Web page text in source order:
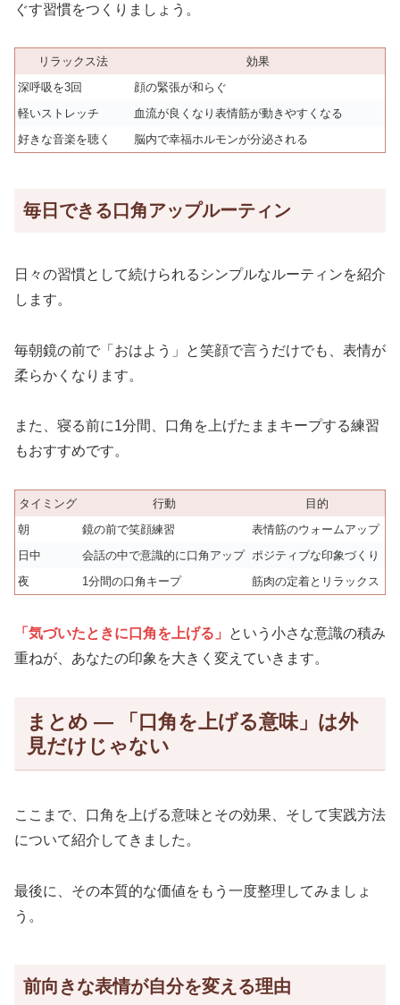
ぐす習慣をつくりましょう。
リラックス法
効果
深呼吸を3回
顔の緊張が和らぐ
軽いストレッチ
血流が良くなり表情筋が動きやすくなる
好きな音楽を聴く
脳内で幸福ホルモンが分泌される
毎日できる口角アップルーティン
日々の習慣として続けられるシンプルなルーティンを紹介
します。
毎朝鏡の前で「おはよう」と笑顔で言うだけでも、表情が
柔らかくなります。
また、寝る前に1分間、口角を上げたままキープする練習
もおすすめです。
タイミング 行動
目的
朝
鏡の前で笑顔練習
表情筋のウォームアップ
日中
会話の中で意識的に口角アップ ポジティブな印象づくり
夜
1分間の口角キープ 筋肉の定着とリラックス
「気づいたときに口角を上げる」
という小さな意識の積み
重ねが、あなたの印象を大きく変えていきます。
まとめ ― 「口角を上げる意味」は外
見だけじゃない
ここまで、口角を上げる意味とその効果、そして実践方法
について紹介してきました。
最後に、その本質的な価値をもう一度整理してみましょ
う。
前向きな表情が自分を変える理由